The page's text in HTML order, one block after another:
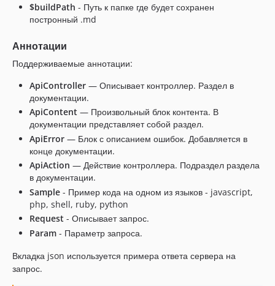
$buildPath - Путь к папке где будет сохранен
постронный .md
Аннотации
Поддерживаемые аннотации:
ApiController — Описывает контроллер. Раздел в
документации.
ApiContent — Произвольный блок контента. В
документации представляет собой раздел.
ApiError — Блок с описанием ошибок. Добавляется в
конце документации.
ApiAction — Действие контроллера. Подраздел раздела
в документации.
Sample - Пример кода на одном из языков - javascript,
php, shell, ruby, python
Request - Описывает запрос.
Param - Параметр запроса.
Вкладка json используется примера ответа сервера на
запрос.